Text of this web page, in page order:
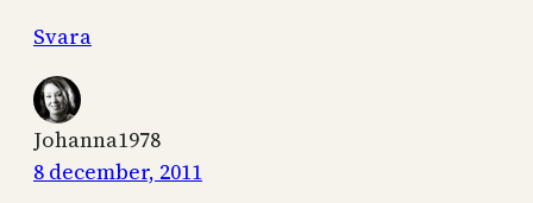
Svara
Johanna1978
8 december, 2011